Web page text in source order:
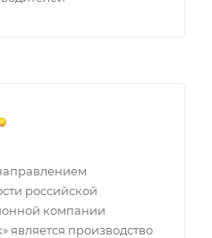
российской
компании
является производство